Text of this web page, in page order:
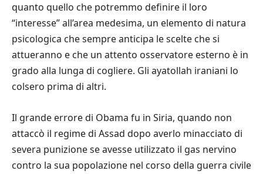
quanto quello che potremmo definire il loro
“interesse” all’area medesima, un elemento di natura
psicologica che sempre anticipa le scelte che si
attueranno e che un attento osservatore esterno è in
grado alla lunga di cogliere. Gli ayatollah iraniani lo
colsero prima di altri.
Il grande errore di Obama fu in Siria, quando non
attaccò il regime di Assad dopo averlo minacciato di
severa punizione se avesse utilizzato il gas nervino
contro la sua popolazione nel corso della guerra civile